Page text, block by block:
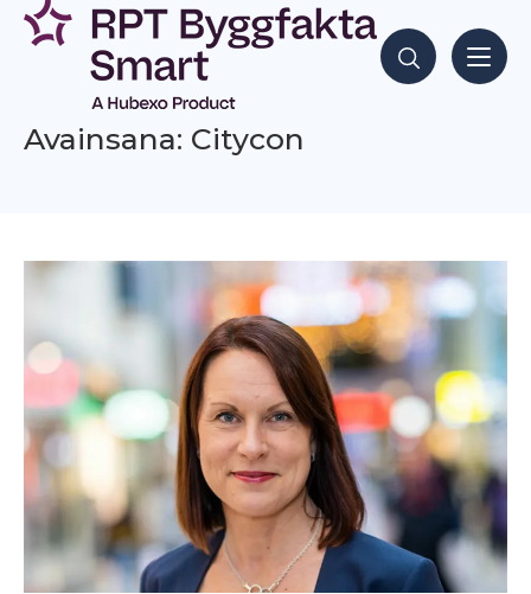
Siirry
sisältöön
Hae sisältöjä
Avainsana: Citycon